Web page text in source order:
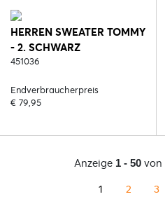
HERREN SWEATER TOMMY
- 2. SCHWARZ
451036
Endverbraucherpreis
€ 79,95
Anzeige 1 - 50von
1 2 3